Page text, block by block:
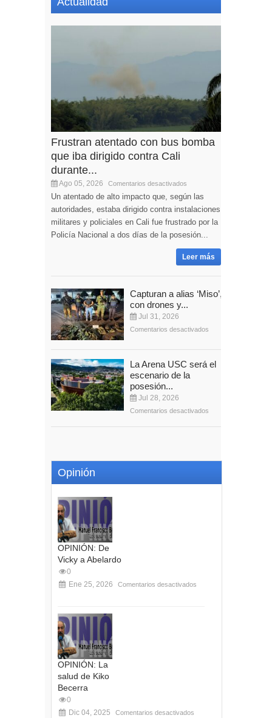
Frustran atentado con bus bomba
que iba dirigido contra Cali
durante...
Ago 05, 2026 Comentarios desactivados
Un atentado de alto impacto que, según las
autoridades, estaba dirigido contra instalaciones
militares y policiales en Cali fue frustrado por la
Policía Nacional a dos días de la posesión...
Leer más
Capturan a alias ‘Miso’,
con drones y...
Jul 31, 2026
Comentarios desactivados
La Arena USC será el
escenario de la
posesión...
Jul 28, 2026
Comentarios desactivados
Opinión
OPINIÓN: De
Vicky a Abelardo
0
Ene 25, 2026
Comentarios desactivados
OPINIÓN: La
salud de Kiko
Becerra
0
Dic 04, 2025
Comentarios desactivados